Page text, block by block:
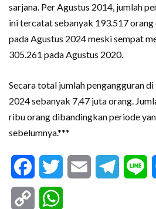
sarjana. Per Agustus 2014, jumlah
ini tercatat sebanyak 193.517
pada Agustus 2024 meski sempat
305.261 pada Agustus 2020.
Secara total jumlah pengangguran
2024 sebanyak 7,47 juta orang.
ribu orang dibandingkan periode
sebelumnya.***
FacebookTwitter Email
Copy